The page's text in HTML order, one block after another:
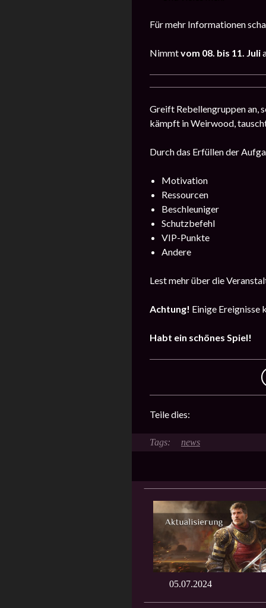
Für mehr Informationen
Nimmtvom 08. bis 11. Juli
Greift Rebellengruppen an,
kämpft in Weirwood,
Durch das Erfüllen der
Motivation
Ressourcen
Beschleuniger
Schutzbefehl
VIP-Punkte
Andere
Lest mehr über die
Achtung! Einige Ereignisse
Habt ein schönes Spiel!
Teile dies:
news
05.07.2024